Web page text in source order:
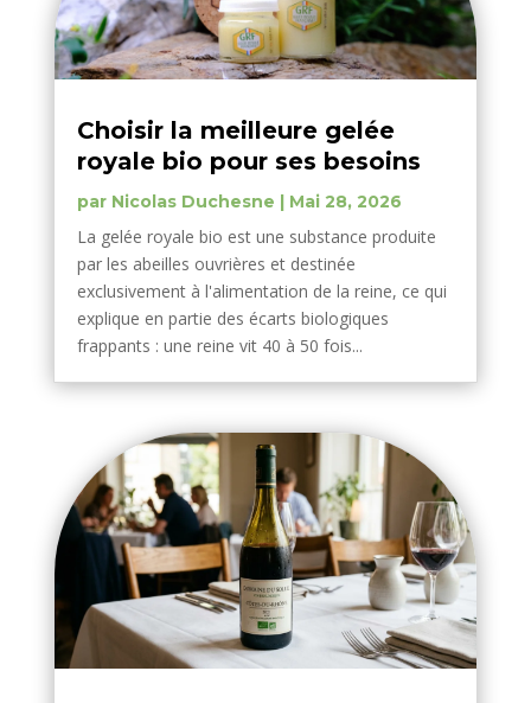
Choisir la meilleure gelée
royale bio pour ses besoins
par Nicolas Duchesne | Mai 28, 2026
La gelée royale bio est une substance produite
par les abeilles ouvrières et destinée
exclusivement à l'alimentation de la reine, ce qui
explique en partie des écarts biologiques
frappants : une reine vit 40 à 50 fois...